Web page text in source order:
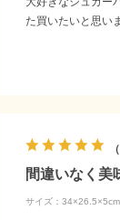
た買いたいと思い
間違いなく美
サイズ：